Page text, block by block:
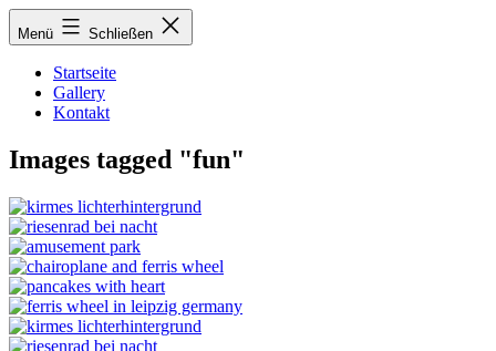
Zum
Inhalt
Menü Schließen
Startseite
Gallery
Kontakt
Images tagged "fun"